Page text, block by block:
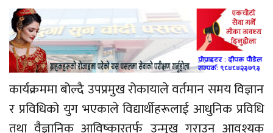
कार्यक्रममा बोल्दै उपप्रमुख रोकायाले वर्तमान समय विज्ञान
र प्रविधिको युग भएकाले विद्यार्थीहरूलाई आधुनिक प्रविधि
तथा वैज्ञानिक आविष्कारतर्फ उन्मुख गराउन आवश्यक